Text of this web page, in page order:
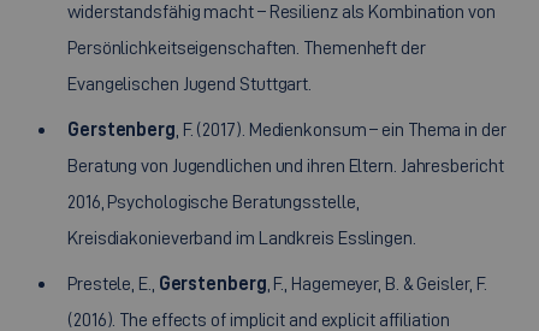
widerstandsfähig macht – Resilienz als Kombination von
Persönlichkeitseigenschaften. Themenheft der
Evangelischen Jugend Stuttgart.
Gerstenberg , F. (2017). Medienkonsum – ein Thema in der
Beratung von Jugendlichen und ihren Eltern. Jahresbericht
2016, Psychologische Beratungsstelle,
Kreisdiakonieverband im Landkreis Esslingen.
Prestele, E., Gerstenberg , F., Hagemeyer, B. & Geisler, F.
(2016). The effects of implicit and explicit affiliation